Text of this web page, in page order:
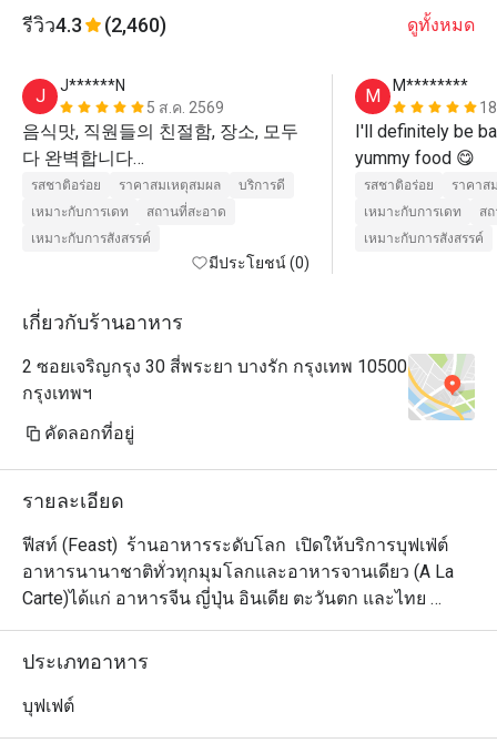
รีวิว4.3 (2,460) ดูทั้งหมด
J
J******N
5 ส.ค. 2569
음식맛, 직원들의 친절함, 장소, 모두
다 완벽합니다
완전히 추천할 곳이고 다시 방문하고
รสชาติอร่อย ราคาสมเหตุสมผล
บริการดี
เหมาะกับการเดท
สถานที่สะอาด
เหมาะกับการสังสรรค์
มีประโยชน์ (0)
M
M********
I'll definitely be
รสชาติอร่อย
ราคาส
เหมาะกับการเดท
ส
เหมาะกับการสังสรรค์
เกี่ยวกับร้านอาหาร
2 ซอยเจริญกรุง 30 สี่พระยา บางรัก กรุงเทพ 10500
กรุงเทพฯ
คัดลอกที่อยู่
รายละเอียด
ฟีสท์ (Feast)  ร้านอาหารระดับโลก  เปิดให้บริการบุฟเฟ่ต์
อาหารนานาชาติทั่วทุกมุมโลกและอาหารจานเดียว (A La
Carte)ได้แก่ อาหารจีน ญี่ปุ่น อินเดีย ตะวันตก และไทย
พิซซ่าและพาสต้าที่เลือกหน้าเองได้ ปรุงแต่งในครัวแบบเปิด
โล่ง นอกจากนี้ ยังมีที่ปรุงอาหารแบบสั่งได้ ปรุงแต่งรสชาติ
หลากหลาย ตั้งแต่ซูชิโรลสดใหม่และพิซซ่าอบเตาถ่าน ไป
ประเภทอาหาร
บุฟเฟต์